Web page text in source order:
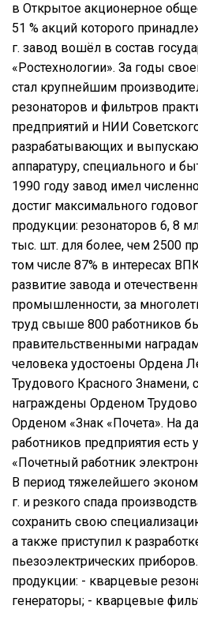
в Открытое акционерное
51 % акций которого
г. завод вошёл в состав
«Ростехнологии». За годы
стал крупнейшим
резонаторов и фильтров
предприятий и НИИ
разрабатывающих и
аппаратуру, специального и
1990 году завод имел
достиг максимального
продукции: резонаторов 6, 8
тыс. шт. для более, чем 2500
том числе 87% в интересах
развитие завода и
промышленности, за
труд свыше 800 работников
правительственными
человека удостоены Ордена
Трудового Красного
награждены Орденом
Орденом «Знак «Почета». На
работников предприятия есть
«Почетный работник
В период тяжелейшего
г. и резкого спада
сохранить свою
а также приступил к
пьезоэлектрических
продукции: - кварцевые
генераторы; - кварцевые